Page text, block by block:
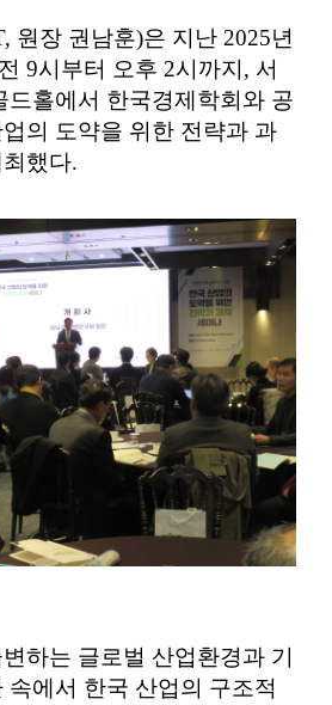
원장 권남훈)은 지난 2025년
9시부터 오후 2시까지 , 서
드홀에서 한국경제학회와 공
의 도약을 위한 전략과 과
했다.
하는 글로벌 산업환경과 기
속에서 한국 산업의 구조적